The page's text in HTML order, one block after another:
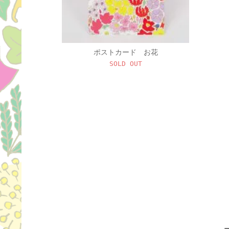
ポストカード お花
SOLD OUT